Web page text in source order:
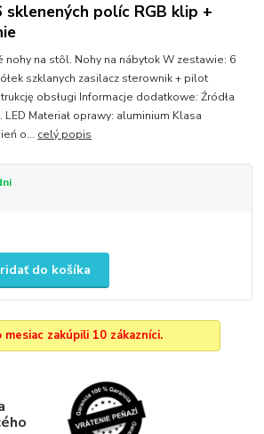
sklenených políc RGB klip +
nohy na stôl. Nohy na nábytok W zestawie: 6
szklanych zasilacz sterownik + pilot
obsługi Informacje dodatkowe: Źródła
Materiał oprawy: aluminium Klasa
o... celý popis
do košíka
zakúpili 10 zákazníci.